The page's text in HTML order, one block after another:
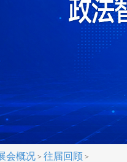
会概况 > 往届回顾 >